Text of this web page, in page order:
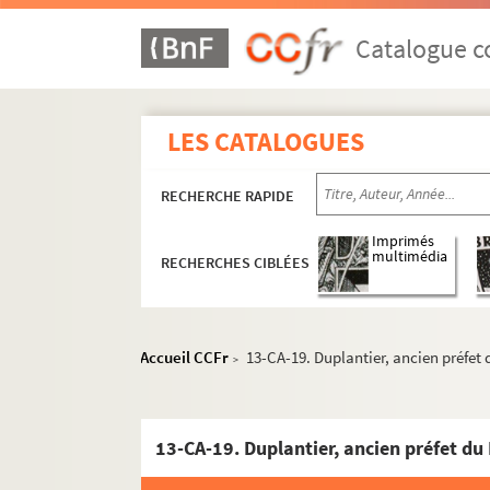
Catalogue
LES CATALOGUES
RECHERCHE RAPIDE
RECHERCHES CIBLÉES
Imprimés
multimédia
Accueil CCFr > 13-CA-19. Duplantier, ancien préfet
13-CA-19. Duplantier, ancien préfet du
Carton 3 : famille Bourbon et branches
Carton 4 : hommes politiques
Carton 6 : hauts gradés militaires :
Carton 7 : militaires, hommes de guerre
Carton 8 : diplomates ou militaires
Carton 9 : Membres de l'administration
Carton 10 : Nobles et Pairs de France
Carton 11 : médecins, conseillers, juristes
13-CA-1. Allonville (Louis-Alexandre,
13-CA-2. Alphonse (le baron d'),